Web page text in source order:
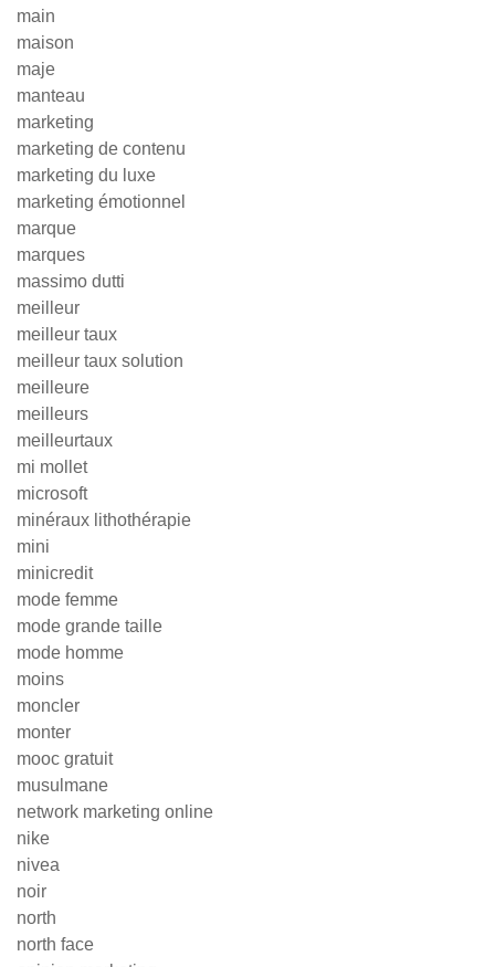
main
maison
maje
manteau
marketing
marketing de contenu
marketing du luxe
marketing émotionnel
marque
marques
massimo dutti
meilleur
meilleur taux
meilleur taux solution
meilleure
meilleurs
meilleurtaux
mi mollet
microsoft
minéraux lithothérapie
mini
minicredit
mode femme
mode grande taille
mode homme
moins
moncler
monter
mooc gratuit
musulmane
network marketing online
nike
nivea
noir
north
north face